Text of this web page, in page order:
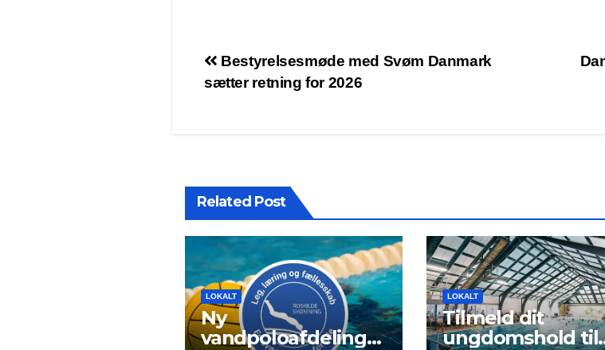
Bestyrelsesmøde med Svøm Danmark
sætter retning for 2026
Related Post
LOKALT
Ny
vandpoloafdeling
LOKALT
Tilmeld dit
ungdomshold til